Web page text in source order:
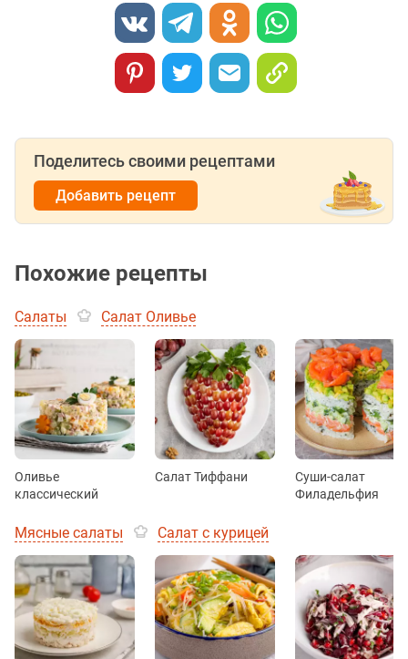
Поделитесь своими рецептами
Добавить рецепт
Похожие рецепты
Салаты Салат Оливье
Оливье
классический
Салат Тиффани
Суши-салат
Филадельфия
Мясные салаты Салат с курицей